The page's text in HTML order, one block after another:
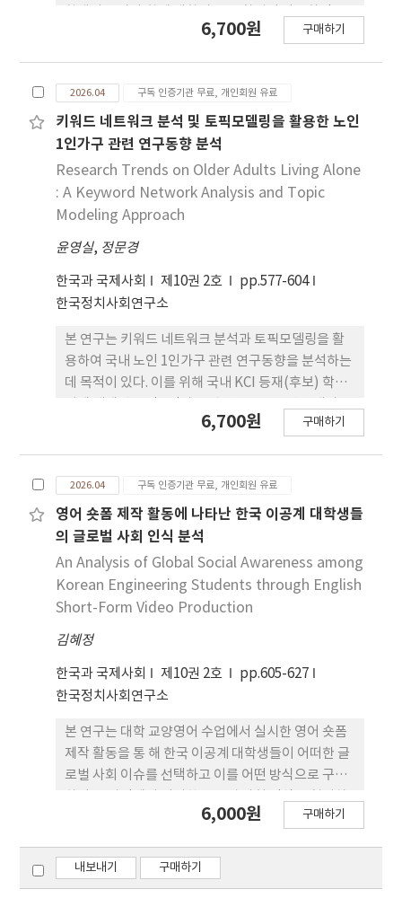
로 재편되고 있으나, 유학생 대상 안전교육은 여전히
판단, 도움요청 의사소통, 기관 연계, 협력적 대응 이
해가 결합된 수행 역량의 문제로 파악하였다. 이를 위
해 IPE의 핵심 요 소와 유학생 안전위기 대응의 교육
적 요구를 관련 문헌을 통해 검토하 고, 수업 모형의
설계 준거를 도출하였다. 연구 결과, 본 수업 모형은
수 행 중심성, 의사소통 중심성, 기관 연계 가능성, 협
업 구조의 명시성을 설계 준거로 하여 구성되었으며,
화재 시나리오를 적용한 5단계 수업 구 조와 단계별
활동, 산출물, 평가 준거를 제시하였다. 본 연구는 유
학생 안전위기 대응을 협업 기반 수행 역량으로 재개
념화하고, 대학의 유학생 안전교육 설계를 위한 실제
적 수업 모형을 제시하였다는 점에서 의의를 가진다.
6,700원 구매하기
2026.04 구독 인증기관 무료, 개인회원 유료
키워드 네트워크 분석 및 토픽모델링을 활용한 노인
1인가구 관련 연구동향 분석
Research Trends on Older Adults Living Alone
: A Keyword Network Analysis and Topic
Modeling Approach
윤영실, 정문경
한국과 국제사회 제10권 2호
pp.577-604
한국정치사회연구소
본 연구는 키워드 네트워크 분석과 토픽모델링을 활
용하여 국내 노인 1인가구 관련 연구동향을 분석하는
데 목적이 있다. 이를 위해 국내 KCI 등재(후보) 학술
로 넷마이너(NetMiner 4)를 이용하여 키워드 네트
을 실시하고 연결중심성, 근접중심성, 매개중심성을
산출하여 핵 심 개념의 구조를 분석하였다. 분석 결과,
사회적 관계, 우울, 정책, 지 원, 삶의 만족 등이 주요
키워드로 나타났다. 토픽모델링 분석에서는 총 4개의
토픽이 도출되었다. 토픽-1은 사회적 지지와 돌봄을
통한 노년기 삶의 질, 토픽-2는 경제 및 주거 조건과
능동적 삶, 토픽-4는 우울과 건강 상태를 중심으 로 한
심리·정서적 위기와 관련된 주제로 나타났다. 이러
한 결과는 노인 1인가구 연구가 경제적 조건과 사회적
관계를 중심으로 사회참여와 정신 건강 등 다양한 주
제로 확장되어 왔음을 보여준다. 본 연구는 국내 노인
1인가구 연구의 주요 주제와 지식 구조를 체계적으로
제시하고, 향후 연 구 방향을 위한 기초자료를 제공한
다는 점에서 의의를 가진다.
6,700원 구매하기
2026.04 구독 인증기관 무료, 개인회원 유료
영어 숏폼 제작 활동에 나타난 한국 이공계 대학생들
의 글로벌 사회 인식 분석
An Analysis of Global Social Awareness among
Korean Engineering Students through English
Short-Form Video Production
김혜정
한국과 국제사회 제10권 2호
pp.605-627
한국정치사회연구소
본 연구는 대학 교양영어 수업에서 실시한 영어 숏폼
제작 활동을 통 해 한국 이공계 대학생들이 어떠한 글
로벌 사회 이슈를 선택하고 이를 어떤 방식으로 구현
는지를 탐구하는 데 목적이 있다. 연구 자료는 영어 숏
구성되었으며 질적 내용 분석과 양 적 분석을 병행한
혼합 연구 방법을 적용하였다. 분석 결과 학습자들은
6,000원 구매하기
내보내기 구매하기